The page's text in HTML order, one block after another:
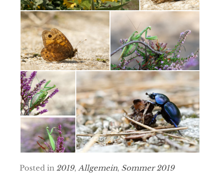
Posted in 2019, Allgemein, Sommer 2019